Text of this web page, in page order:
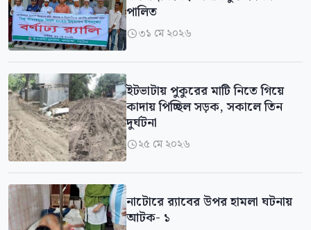
পালিত
৩১ মে ২০২৬
ইটভাটায় পুকুরের মাটি নিতে গিয়ে
কাদায় পিচ্ছিল সড়ক, সকালে তিন
দুর্ঘটনা
২৫ মে ২০২৬
নাটোরে র‍্যাবের উপর হামলা ঘটনায়
আটক- ১